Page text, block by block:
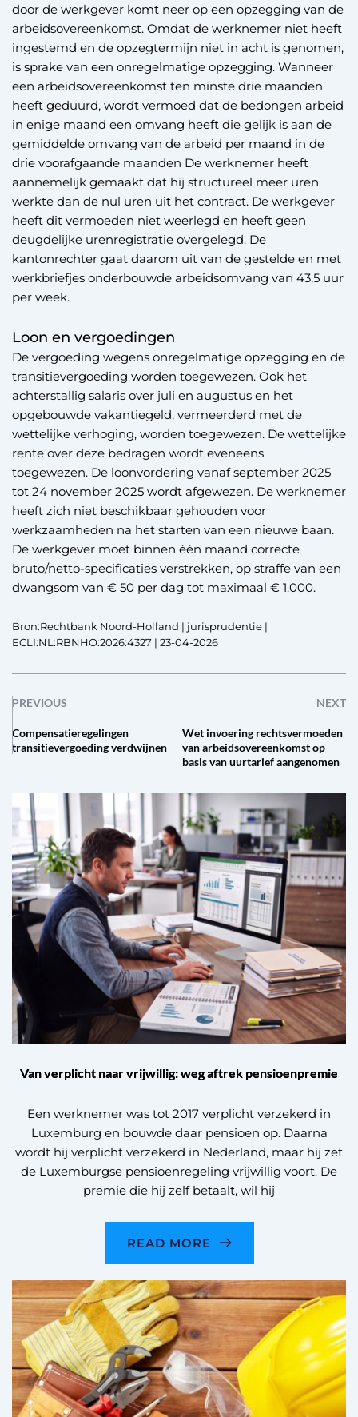
door de werkgever komt neer op een opzegging van de
arbeidsovereenkomst. Omdat de werknemer niet heeft
ingestemd en de opzegtermijn niet in acht is genomen,
is sprake van een onregelmatige opzegging. Wanneer
een arbeidsovereenkomst ten minste drie maanden
heeft geduurd, wordt vermoed dat de bedongen arbeid
in enige maand een omvang heeft die gelijk is aan de
gemiddelde omvang van de arbeid per maand in de
drie voorafgaande maanden De werknemer heeft
aannemelijk gemaakt dat hij structureel meer uren
werkte dan de nul uren uit het contract. De werkgever
heeft dit vermoeden niet weerlegd en heeft geen
deugdelijke urenregistratie overgelegd. De
kantonrechter gaat daarom uit van de gestelde en met
werkbriefjes onderbouwde arbeidsomvang van 43,5 uur
per week.
Loon en vergoedingen
De vergoeding wegens onregelmatige opzegging en de
transitievergoeding worden toegewezen. Ook het
achterstallig salaris over juli en augustus en het
opgebouwde vakantiegeld, vermeerderd met de
wettelijke verhoging, worden toegewezen. De wettelijke
rente over deze bedragen wordt eveneens
toegewezen. De loonvordering vanaf september 2025
tot 24 november 2025 wordt afgewezen. De werknemer
heeft zich niet beschikbaar gehouden voor
werkzaamheden na het starten van een nieuwe baan.
De werkgever moet binnen één maand correcte
bruto/netto-specificaties verstrekken, op straffe van een
dwangsom van € 50 per dag tot maximaal € 1.000.
Bron:Rechtbank Noord-Holland | jurisprudentie |
ECLI:NL:RBNHO:2026:4327 | 23-04-2026
PREVIOUS NEXT
Compensatieregelingen
transitievergoeding verdwijnen
Wet invoering rechtsvermoeden
van arbeidsovereenkomst op
basis van uurtarief aangenomen
Van verplicht naar vrijwillig: weg aftrek pensioenpremie
Een werknemer was tot 2017 verplicht verzekerd in
Luxemburg en bouwde daar pensioen op. Daarna
wordt hij verplicht verzekerd in Nederland, maar hij zet
de Luxemburgse pensioenregeling vrijwillig voort. De
premie die hij zelf betaalt, wil hij
READ MORE